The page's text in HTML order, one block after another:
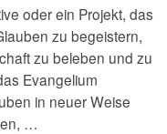
oder ein Projekt, das
zu begeistern,
zu beleben und zu
Evangelium
in neuer Weise
…